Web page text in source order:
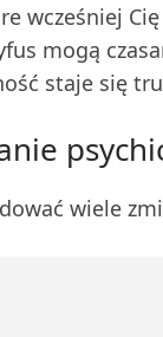
wcześniej
mogą
staje się
wiele